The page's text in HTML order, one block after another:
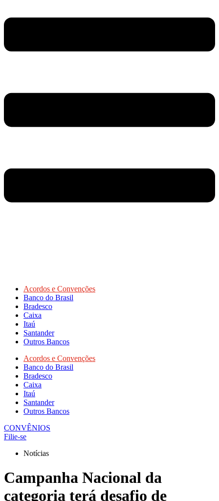
Acordos e Convenções
Banco do Brasil
Bradesco
Caixa
Itaú
Santander
Outros Bancos
Acordos e Convenções
Banco do Brasil
Bradesco
Caixa
Itaú
Santander
Outros Bancos
CONVÊNIOS
Filie-se
Notícias
Campanha Nacional da
categoria terá desafio de